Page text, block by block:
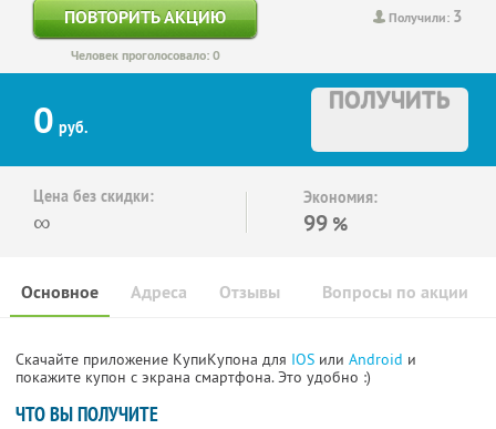
Получили: 3
ПОВТОРИТЬ АКЦИЮ
Человек проголосовало: 0
0 руб.
ПОЛУЧИТЬ
Цена без скидки:
∞
Экономия:
99 %
Основное Отзывы Вопросы по акции
Адреса
Скачайте приложение КупиКупона для IOS или Android и
покажите купон с экрана смартфона. Это удобно :)
ЧТО ВЫ ПОЛУЧИТЕ